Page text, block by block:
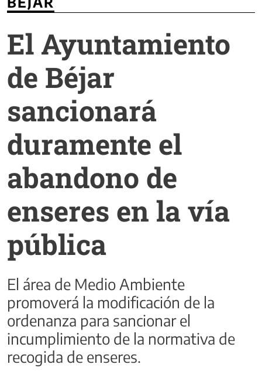
El Ayuntamiento
de Béjar
sancionará
duramente el
abandono de
enseres en la vía
pública
El área de Medio Ambiente
promoverá la modificación de la
ordenanza para sancionar el
incumplimiento de la normativa de
recogida de enseres.